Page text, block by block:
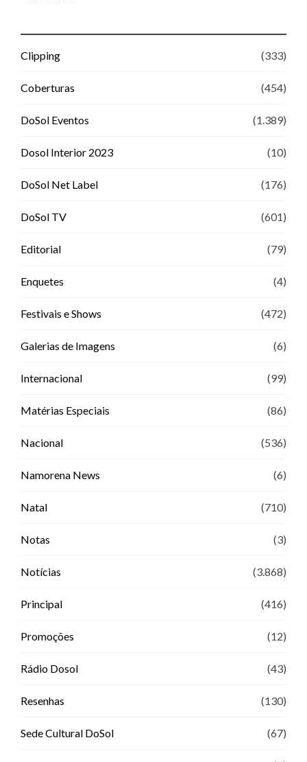
Clipping (333)
Coberturas (454)
DoSol Eventos (1.389)
Dosol Interior 2023 (10)
DoSol Net Label (176)
DoSol TV (601)
Editorial (79)
Enquetes (4)
Festivais e Shows (472)
Galerias de Imagens (6)
Internacional (99)
Matérias Especiais (86)
Nacional (536)
Namorena News (6)
Natal (710)
Notas (3)
Notícias (3.868)
Principal (416)
Promoções (12)
Rádio Dosol (43)
Resenhas (130)
Sede Cultural DoSol (67)